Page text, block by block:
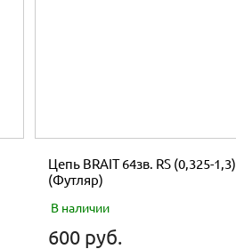
Цепь BRAIT 64зв. RS (0,325-1,3)
(Футляр)
В наличии
600 руб.